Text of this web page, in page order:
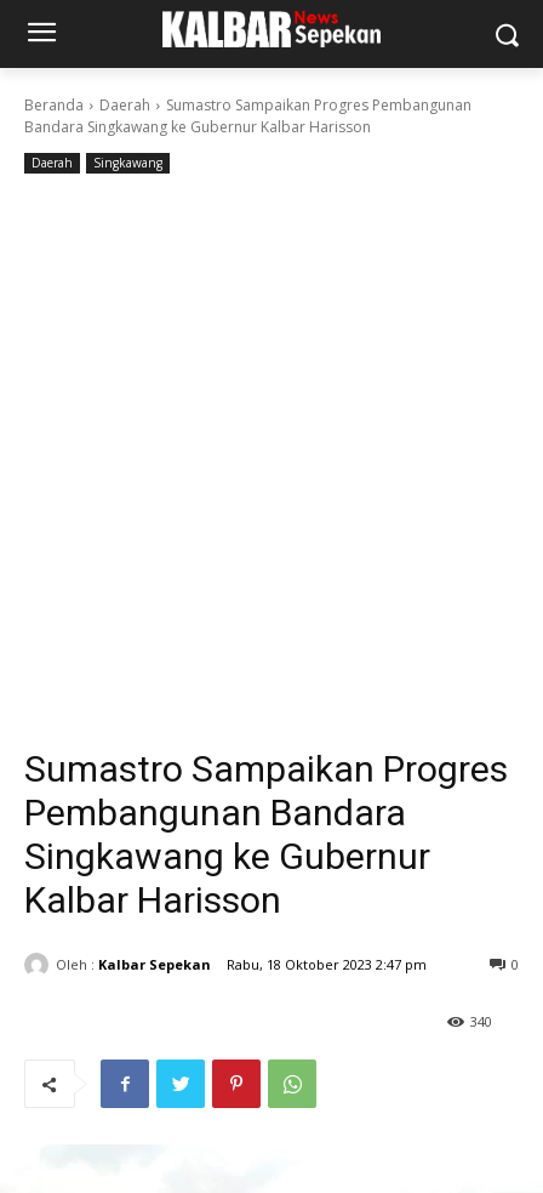
Beranda Daerah
Sumastro Sampaikan Progres Pembangunan
Bandara Singkawang ke Gubernur Kalbar Harisson
Daerah Singkawang
Sumastro Sampaikan Progres
Pembangunan Bandara
Singkawang ke Gubernur
Kalbar Harisson
Oleh : Kalbar Sepekan Rabu, 18 Oktober 2023 2:47 pm 0
340